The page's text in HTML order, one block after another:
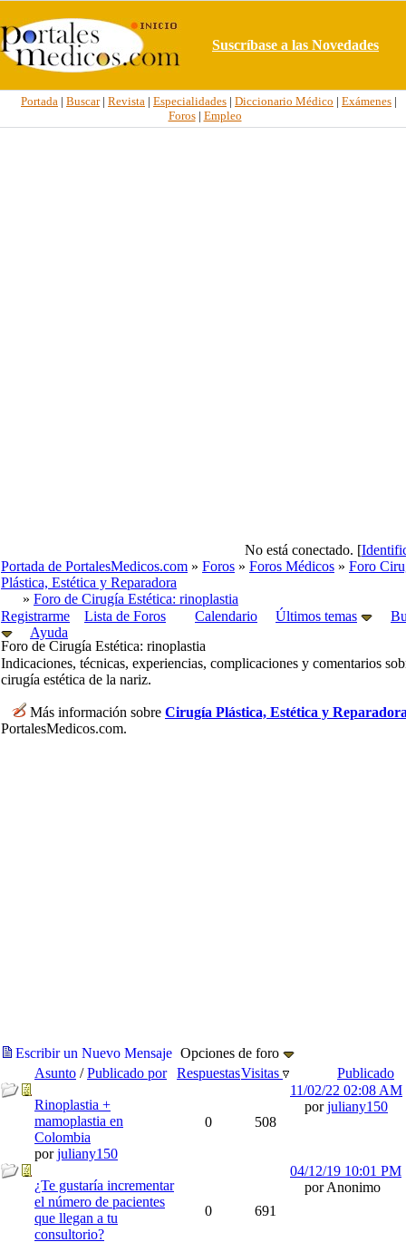
Suscríbase a las Novedades
Portada | Buscar| Revista | Especialidades | Diccionario Médico | Exámenes |
Foros| Empleo
No está conectado. [
Portada de PortalesMedicos.com » Foros » Foros Médicos » Foro
Plástica, Estética y Reparadora
» Foro de Cirugía Estética: rinoplastia
Registrarme
Lista de Foros Calendario Últimos temas
Ayuda
Foro de Cirugía Estética: rinoplastia
Indicaciones, técnicas, experiencias, complicaciones y comentarios
cirugía estética de la nariz.
Más información sobre Cirugía Plástica, Estética y
PortalesMedicos.com.
Escribir un Nuevo Mensaje Opciones de foro
Asunto /Publicado por RespuestasVisitas Publicado
Rinoplastia +
mamoplastia en
Colombia
porjuliany150
0 508
11/02/22 02:08 AM
porjuliany150
¿Te gustaría incrementar
el número de pacientes
que llegan a tu
consultorio?
0 691
04/12/19 10:01 PM
por Anonimo